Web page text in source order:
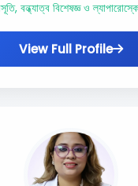
বন্ধ্যাত্ব বিশেষজ্ঞ ও
View Full Profile